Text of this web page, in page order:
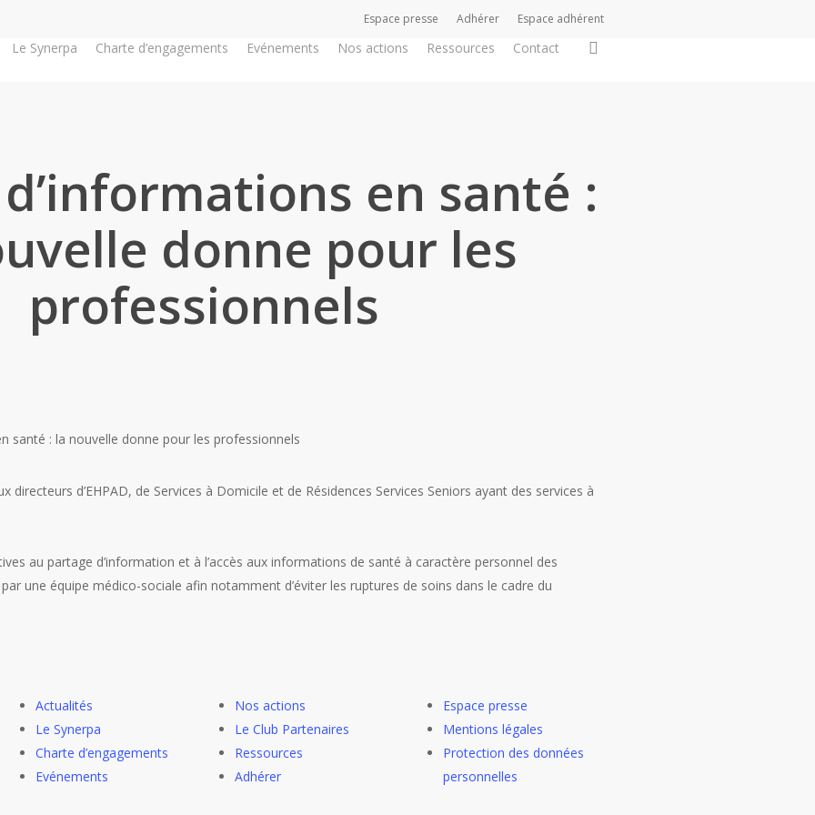
Espace presse Adhérer Espace adhérent
Le Synerpa Charte d’engagements Evénements Nos actions Ressources Contact
en santé :
donne pour les
professionnels
santé : la nouvelle donne pour les professionnels
directeurs d’EHPAD, de Services à Domicile et de Résidences Services Seniors ayant des services à
au partage d’information et à l’accès aux informations de santé à caractère personnel des
une équipe médico-sociale afin notamment d’éviter les ruptures de soins dans le cadre du
Actualités
Le Synerpa
Charte d’engagements
Evénements
Nos actions
Le Club Partenaires
Ressources
Adhérer
Espace presse
Mentions légales
Protection des données
personnelles